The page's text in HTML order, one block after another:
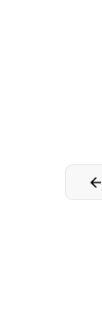
arrow_back